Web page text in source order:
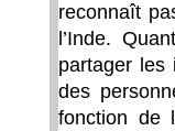
reconnaît
l’Inde.
partager les
des
fonction de